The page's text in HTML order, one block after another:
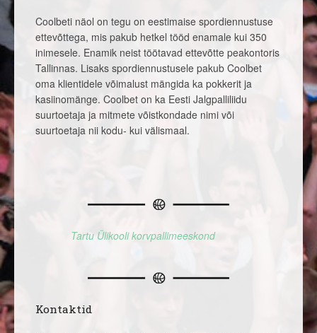
Coolbeti näol on tegu on eestimaise spordiennustuse
ettevõttega, mis pakub hetkel tööd enamale kui 350
inimesele. Enamik neist töötavad ettevõtte peakontoris
Tallinnas. Lisaks spordiennustusele pakub Coolbet
oma klientidele võimalust mängida ka pokkerit ja
kasiinomänge. Coolbet on ka Eesti Jalgpalliliidu
suurtoetaja ja mitmete võistkondade nimi või
suurtoetaja nii kodu- kui välismaal.
Tartu Ülikooli korvpallimeeskond
Kontaktid